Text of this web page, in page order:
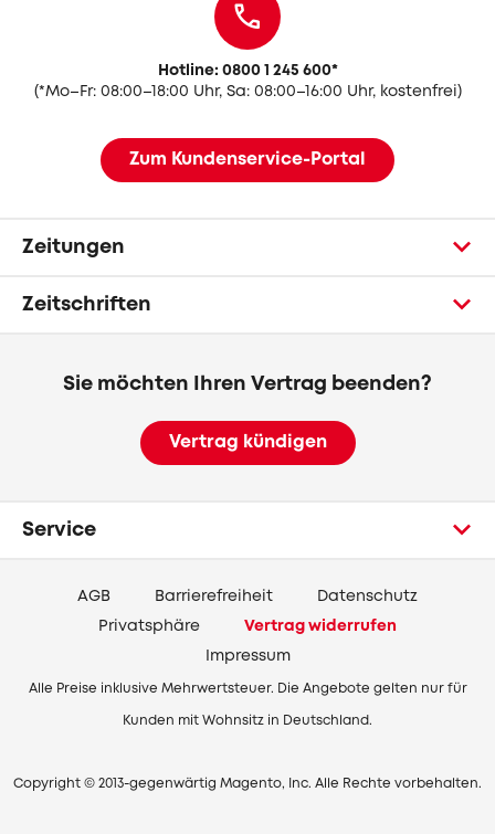
Hotline: 0800 1 245 600*
(*Mo–Fr: 08:00–18:00 Uhr, Sa: 08:00–16:00 Uhr, kostenfrei)
Zum Kundenservice-Portal
Zeitungen
Zeitschriften
Sie möchten Ihren Vertrag beenden?
Vertrag kündigen
Service
AGB Barrierefreiheit Datenschutz
Privatsphäre Vertrag widerrufen
Impressum
Alle Preise inklusive Mehrwertsteuer. Die Angebote gelten nur für
Kunden mit Wohnsitz in Deutschland.
Copyright © 2013-gegenwärtig Magento, Inc. Alle Rechte vorbehalten.